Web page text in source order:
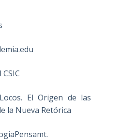
El Origen de las
la Nueva Retórica